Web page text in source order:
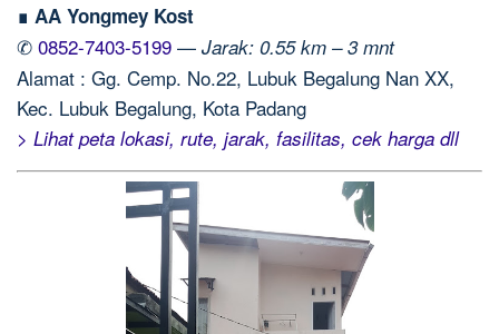
∎ AA Yongmey Kost
✆ 0852-7403-5199 — Jarak: 0.55 km – 3 mnt
Alamat : Gg. Cemp. No.22, Lubuk Begalung Nan XX,
Kec. Lubuk Begalung, Kota Padang
> Lihat peta lokasi, rute, jarak, fasilitas, cek harga dll